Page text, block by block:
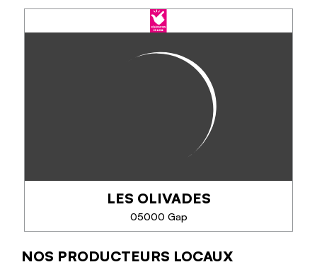
Cuisine gourmande. Maître restaurateur depuis
2010. Cité dans le guide Gault et Millau 15/20 avec
Une suggestion le midi du mardi au samedi
LES OLIVADES
05000 Gap
NOS PRODUCTEURS LOCAUX